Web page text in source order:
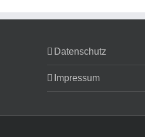
Datenschutz
Impressum